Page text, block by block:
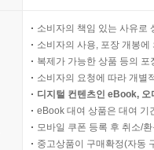
소비자의 책임 있는 사유로
소비자의 사용, 포장 개봉
복제가 가능한 상품 등의
소비자의 요청에 따라 개별
디지털 컨텐츠인 eBook,
eBook 대여 상품은 대여 기
모바일 쿠폰 등록 후 취소/
중고상품이 구매확정(자동